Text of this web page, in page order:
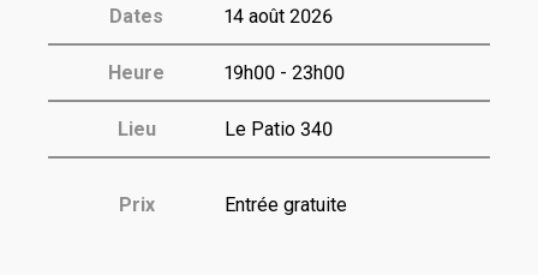
Dates 14 août 2026
Heure 19h00 - 23h00
Lieu Le Patio 340
Prix Entrée gratuite